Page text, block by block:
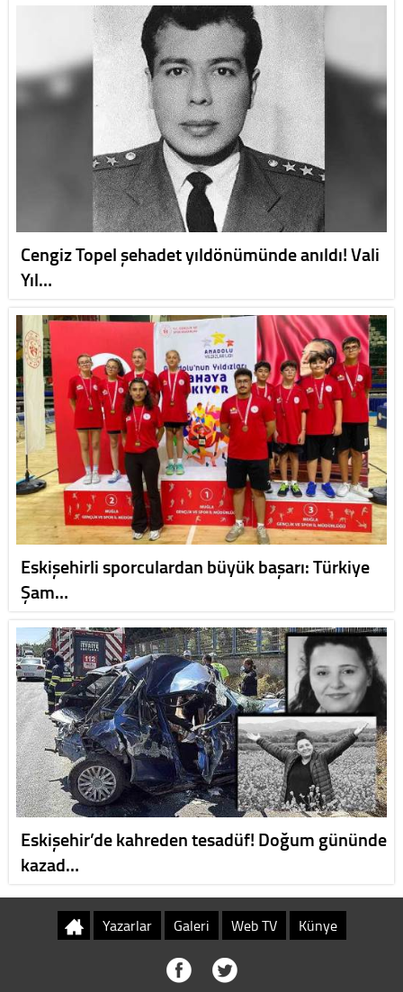
Cengiz Topel şehadet yıldönümünde anıldı! Vali
Yıl…
Eskişehirli sporculardan büyük başarı: Türkiye
Şam…
Eskişehir’de kahreden tesadüf! Doğum gününde
kazad…
Yazarlar Galeri Web TV Künye